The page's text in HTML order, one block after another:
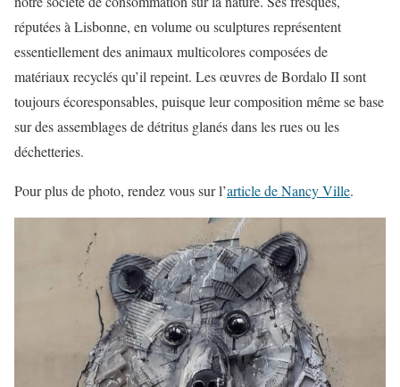
réputées à Lisbonne, en volume ou sculptures représentent
essentiellement des animaux multicolores composées de
matériaux recyclés qu’il repeint. Les œuvres de Bordalo II sont
toujours écoresponsables, puisque leur composition même se base
sur des assemblages de détritus glanés dans les rues ou les
déchetteries.
Pour plus de photo, rendez vous sur l’article de Nancy Ville.